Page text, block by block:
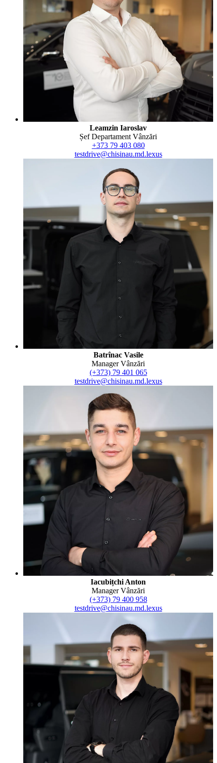
Leamzin Iaroslav
Șef Departament Vânzări
+373 79 403 080
testdrive@chisinau.md.lexus
Batrînac Vasile
Manager Vânzări
(+373) 79 401 065
testdrive@chisinau.md.lexus
Iacubițchi Anton
Manager Vânzări
(+373) 79 400 958
testdrive@chisinau.md.lexus